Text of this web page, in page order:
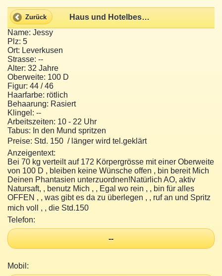
Zurück
Haus und Hotelbesuche
Name: Jessy
Plz: 5
Ort: Leverkusen
Strasse: --
Alter: 32 Jahre
Oberweite: 100 D
Figur: 44 / 46
Haarfarbe: rötlich
Behaarung: Rasiert
Klingel: --
Arbeitszeiten: 10 - 22 Uhr
Tabus: In den Mund spritzen
Preise: Std. 150  / länger wird tel.geklärt
Anzeigentext:
Bei 70 kg verteilt auf 172 Körpergrösse mit einer Oberweite
von 100 D , bleiben keine Wünsche offen , bin bereit Mich
Deinen Phantasien unterzuordnen!Natürlich AO, aktiv
Natursaft, , benutz Mich , , Egal wo rein , , bin für alles
OFFEN , , was gibt es da zu überlegen , , ruf an und Spritz
mich voll , , die Std.150 
Telefon:
--
Mobil: